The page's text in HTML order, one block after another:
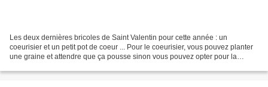
Les deux dernières bricoles de Saint Valentin pour cette année : un
coeurisier et un petit pot de coeur ... Pour le coeurisier, vous pouvez planter
une graine et attendre que ça pousse sinon vous pouvez opter pour la